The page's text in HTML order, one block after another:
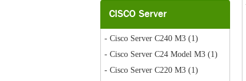
CISCO Server
- Cisco Server C240 M3 (1)
- Cisco Server C24 Model M3 (1)
- Cisco Server C220 M3 (1)